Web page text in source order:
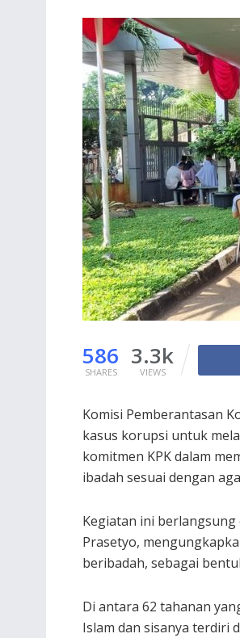
586
SHARES
3.3k
VIEWS
Komisi Pemberantasan
kasus korupsi untuk
komitmen KPK dalam
ibadah sesuai dengan
Kegiatan ini berlangsung
Prasetyo,
beribadah, sebagai
Di antara 62 tahanan
Islam dan sisanya terdiri